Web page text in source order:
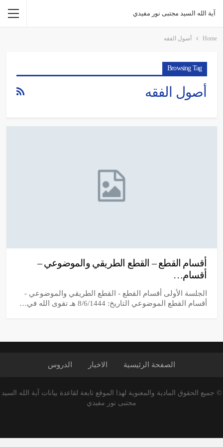
آية الله السيد مجتبى نور مفيدي
Home أصول الفقه
Browsing Tag
أصول الفقه
أقسام القطع – القطع الطريقي والموضوعي –
أقسام…
الجلسة الأولى أقسام القطع - القطع الطريقي والموضوعي -
أقسام القطع الموضوعي التاريخ: 8/6/1444 هـ تقوى الله في…
الصفحة الرئیسیة الاخبار الدروس
© جميع الحقوق المادية والمعنوية لهذا الموقع تابعة لقاعدة بيانات آية الله السيد
مجتبى نور مفيدي